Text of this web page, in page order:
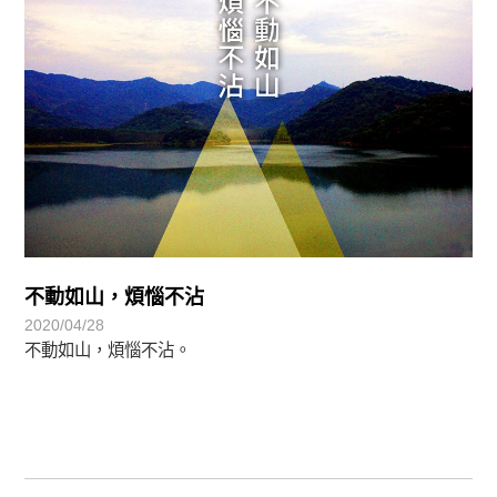
不動如山，煩惱不沾
2020/04/28
不動如山，煩惱不沾。